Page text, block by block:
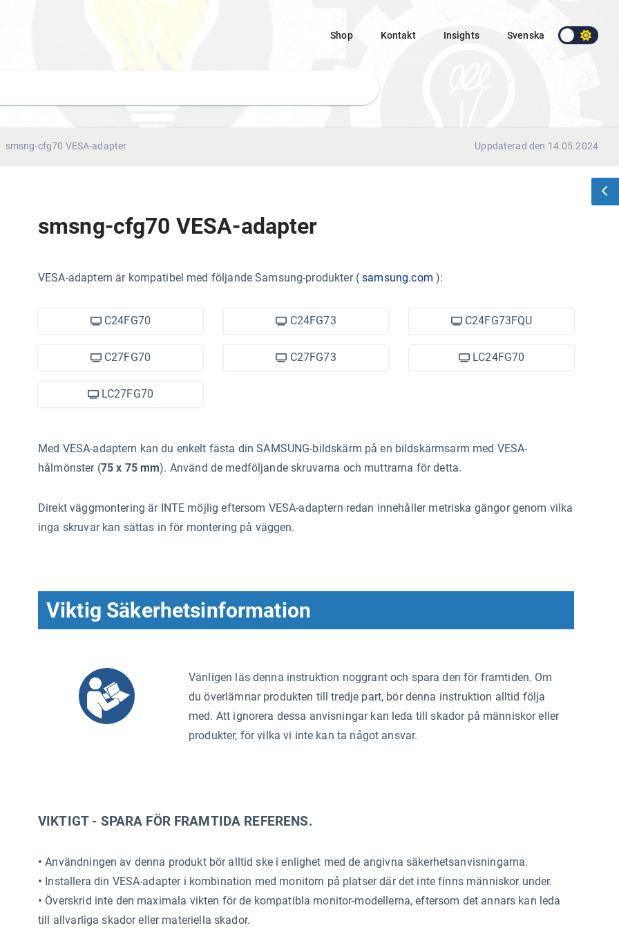
Shop Kontakt Insights Svenska
smsng-cfg70 VESA-adapter Uppdaterad den 14.05.2024
smsng-cfg70 VESA-adapter
VESA-adaptern är kompatibel med följande Samsung-produkter (samsung.com ):
C24FG70 C24FG73 C24FG73FQU
C27FG70 C27FG73 LC24FG70
LC27FG70
Med VESA-adaptern kan du enkelt fästa din SAMSUNG-bildskärm på en bildskärmsarm med VESA-
hålmönster (75 x 75 mm). Använd de medföljande skruvarna och muttrarna för detta.
Direkt väggmontering är INTE möjlig eftersom VESA-adaptern redan innehåller metriska gängor genom vilka
inga skruvar kan sättas in för montering på väggen.
Viktig Säkerhetsinformation
Vänligen läs denna instruktion noggrant och spara den för framtiden. Om
du överlämnar produkten till tredje part, bör denna instruktion alltid följa
med. Att ignorera dessa anvisningar kan leda till skador på människor eller
produkter, för vilka vi inte kan ta något ansvar.
VIKTIGT - SPARA FÖR FRAMTIDA REFERENS.
• Användningen av denna produkt bör alltid ske i enlighet med de angivna säkerhetsanvisningarna.
• Installera din VESA-adapter i kombination med monitorn på platser där det inte finns människor under.
• Överskrid inte den maximala vikten för de kompatibla monitor-modellerna, eftersom det annars kan leda
till allvarliga skador eller materiella skador.